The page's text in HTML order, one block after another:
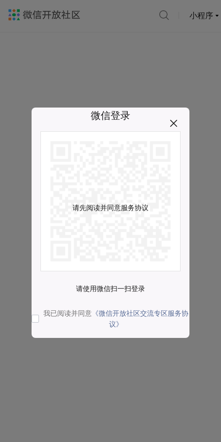
小程序
微信登录
请先阅读并同意服务协议
请使用微信扫一扫登录
我已阅读并同意 《微信开放社区交流专区服务协
议》